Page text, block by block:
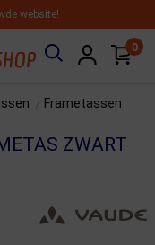
website!
0
Frametassen
ZWART